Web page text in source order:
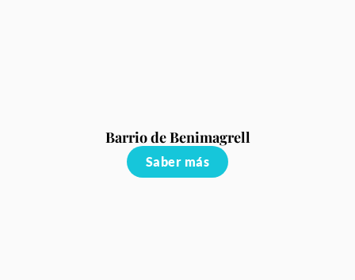
Barrio de Benimagrell
Saber más